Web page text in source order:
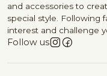
and accessories to
special style. Following
interest and challenge
Follow us